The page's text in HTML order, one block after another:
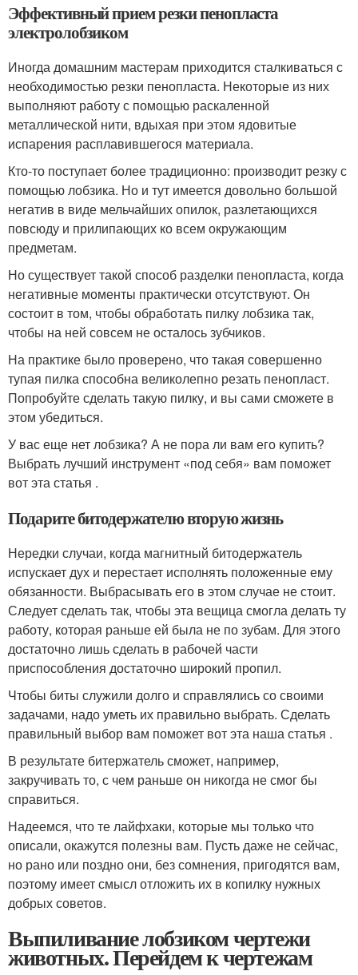
Эффективный прием резки пенопласта
электролобзиком
Иногда домашним мастерам приходится сталкиваться с
необходимостью резки пенопласта. Некоторые из них
выполняют работу с помощью раскаленной
металлической нити, вдыхая при этом ядовитые
испарения расплавившегося материала.
Кто-то поступает более традиционно: производит резку с
помощью лобзика. Но и тут имеется довольно большой
негатив в виде мельчайших опилок, разлетающихся
повсюду и прилипающих ко всем окружающим
предметам.
Но существует такой способ разделки пенопласта, когда
негативные моменты практически отсутствуют. Он
состоит в том, чтобы обработать пилку лобзика так,
чтобы на ней совсем не осталось зубчиков.
На практике было проверено, что такая совершенно
тупая пилка способна великолепно резать пенопласт.
Попробуйте сделать такую пилку, и вы сами сможете в
этом убедиться.
У вас еще нет лобзика? А не пора ли вам его купить?
Выбрать лучший инструмент «под себя» вам поможет
вот эта статья .
Подарите битодержателю вторую жизнь
Нередки случаи, когда магнитный битодержатель
испускает дух и перестает исполнять положенные ему
обязанности. Выбрасывать его в этом случае не стоит.
Следует сделать так, чтобы эта вещица смогла делать ту
работу, которая раньше ей была не по зубам. Для этого
достаточно лишь сделать в рабочей части
приспособления достаточно широкий пропил.
Чтобы биты служили долго и справлялись со своими
задачами, надо уметь их правильно выбрать. Сделать
правильный выбор вам поможет вот эта наша статья .
В результате битержатель сможет, например,
закручивать то, с чем раньше он никогда не смог бы
справиться.
Надеемся, что те лайфхаки, которые мы только что
описали, окажутся полезны вам. Пусть даже не сейчас,
но рано или поздно они, без сомнения, пригодятся вам,
поэтому имеет смысл отложить их в копилку нужных
добрых советов.
Выпиливание лобзиком чертежи
животных. Перейдем к чертежам